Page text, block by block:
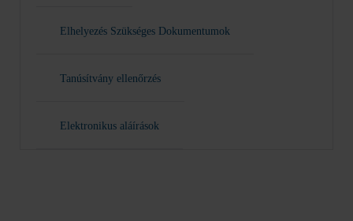
Elhelyezés Szükséges Dokumentumok
Tanúsítvány ellenőrzés
Elektronikus aláírások